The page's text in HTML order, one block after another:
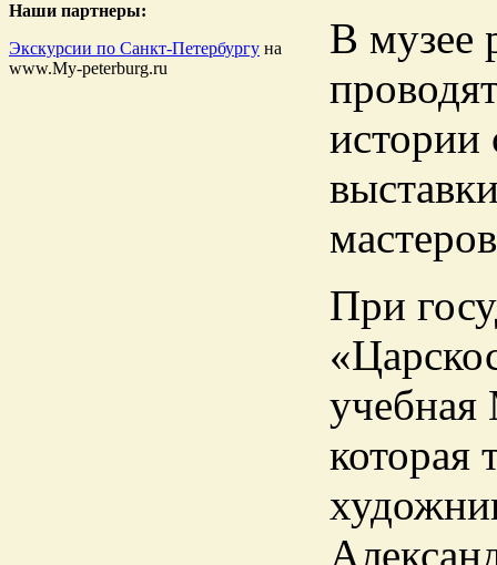
Наши партнеры:
Экскурсии по Санкт-Петербургу на
www.My-peterburg.ru
В музее
истории
При
учебная
которая